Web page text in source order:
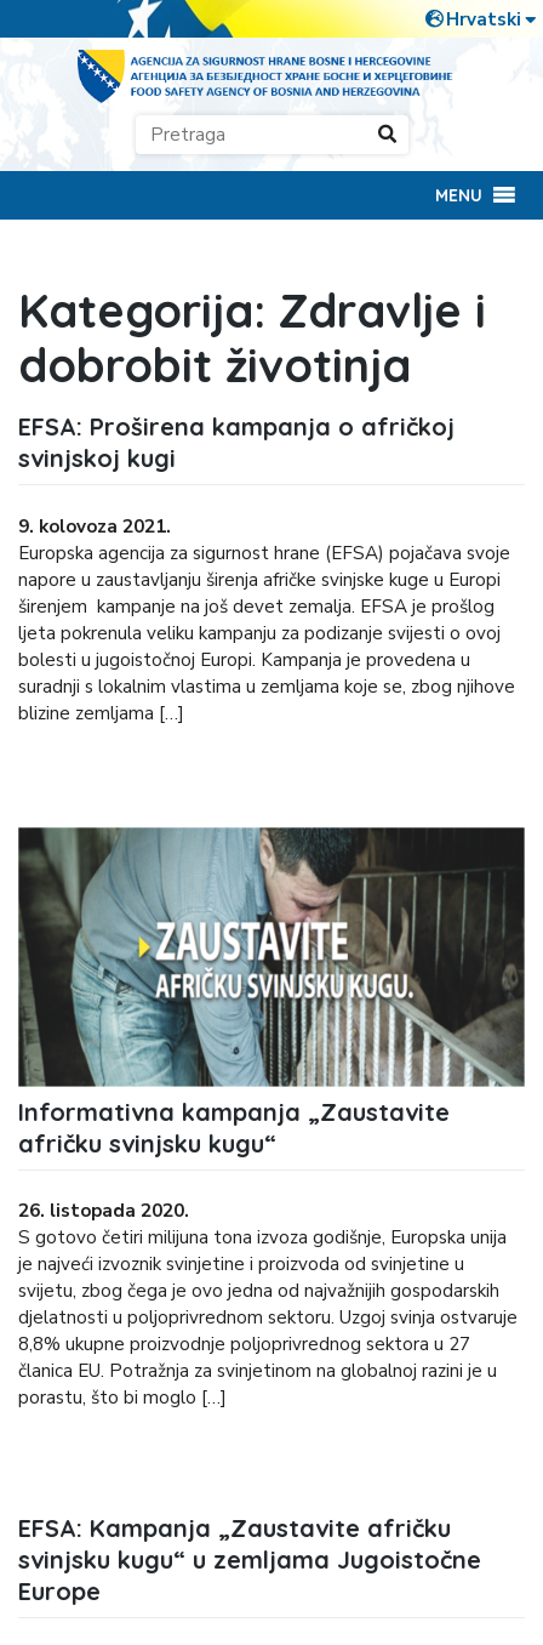
MENU
Kategorija: Zdravlje i
dobrobit životinja
EFSA: Proširena kampanja o afričkoj
svinjskoj kugi
9. kolovoza 2021.
Europska agencija za sigurnost hrane (EFSA) pojačava svoje
napore u zaustavljanju širenja afričke svinjske kuge u Europi
širenjem kampanje na još devet zemalja. EFSA je prošlog
ljeta pokrenula veliku kampanju za podizanje svijesti o ovoj
bolesti u jugoistočnoj Europi. Kampanja je provedena u
suradnji s lokalnim vlastima u zemljama koje se, zbog njihove
blizine zemljama […]
Informativna kampanja „Zaustavite
afričku svinjsku kugu“
26. listopada 2020.
S gotovo četiri milijuna tona izvoza godišnje, Europska unija
je najveći izvoznik svinjetine i proizvoda od svinjetine u
svijetu, zbog čega je ovo jedna od najvažnijih gospodarskih
djelatnosti u poljoprivrednom sektoru. Uzgoj svinja ostvaruje
8,8% ukupne proizvodnje poljoprivrednog sektora u 27
članica EU. Potražnja za svinjetinom na globalnoj razini je u
porastu, što bi moglo […]
EFSA: Kampanja „Zaustavite afričku
svinjsku kugu“ u zemljama Jugoistočne
Europe